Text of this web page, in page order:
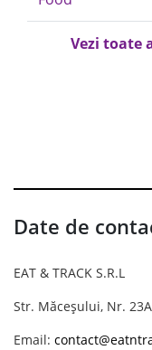
Vezi toate
Date de
EAT & TRACK S.R.L
Str. Măceșului, Nr.
Email: